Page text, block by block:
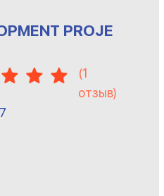
PROJE
(1
отзыв)